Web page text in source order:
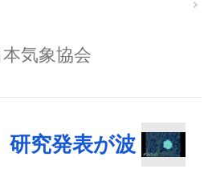
本気象協会
研究発表が波